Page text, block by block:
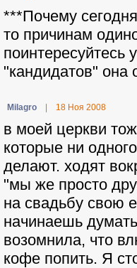
***Почему
то причинам
поинтересуйтесь
"кандидатов" она
Milagro 18 Ноя 2008
в моей церкви
которые ни
делают. ходят
"мы же просто
на свадьбу свою
начинаешь
возомнила, что
кофе попить. Я